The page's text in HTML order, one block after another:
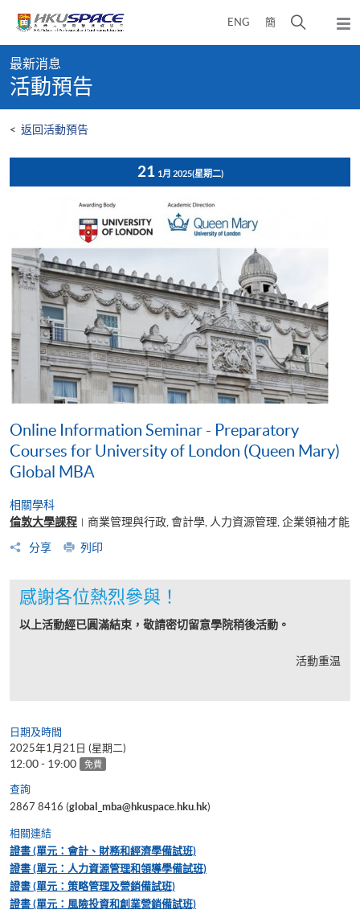
content
ENG 簡
開
彈
出
content
start
最新消息
活動預告
< 返回活動預告
21 1月 2025(星期二)
Online Information Seminar - Preparatory
Courses for University of London (Queen Mary)
Global MBA
相關學科
倫敦大學課程 | 商業管理與行政, 會計學, 人力資源管理, 企業領袖才能
分享
列印
感謝各位熱烈參與！
以上活動經已圓滿結束，敬請密切留意學院稍後活動。
活動重温
日期及時間
2025年1月21日 (星期二)
12:00 - 19:00 免費
查詢
2867 8416 (global_mba@hkuspace.hku.hk)
相關連結
證書 (單元：會計、財務和經濟學備試班)
證書 (單元：人力資源管理和領導學備試班)
證書 (單元：策略管理及營銷備試班)
證書 (單元：風險投資和創業營銷備試班)